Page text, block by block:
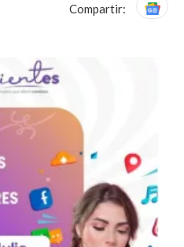
Compartir: